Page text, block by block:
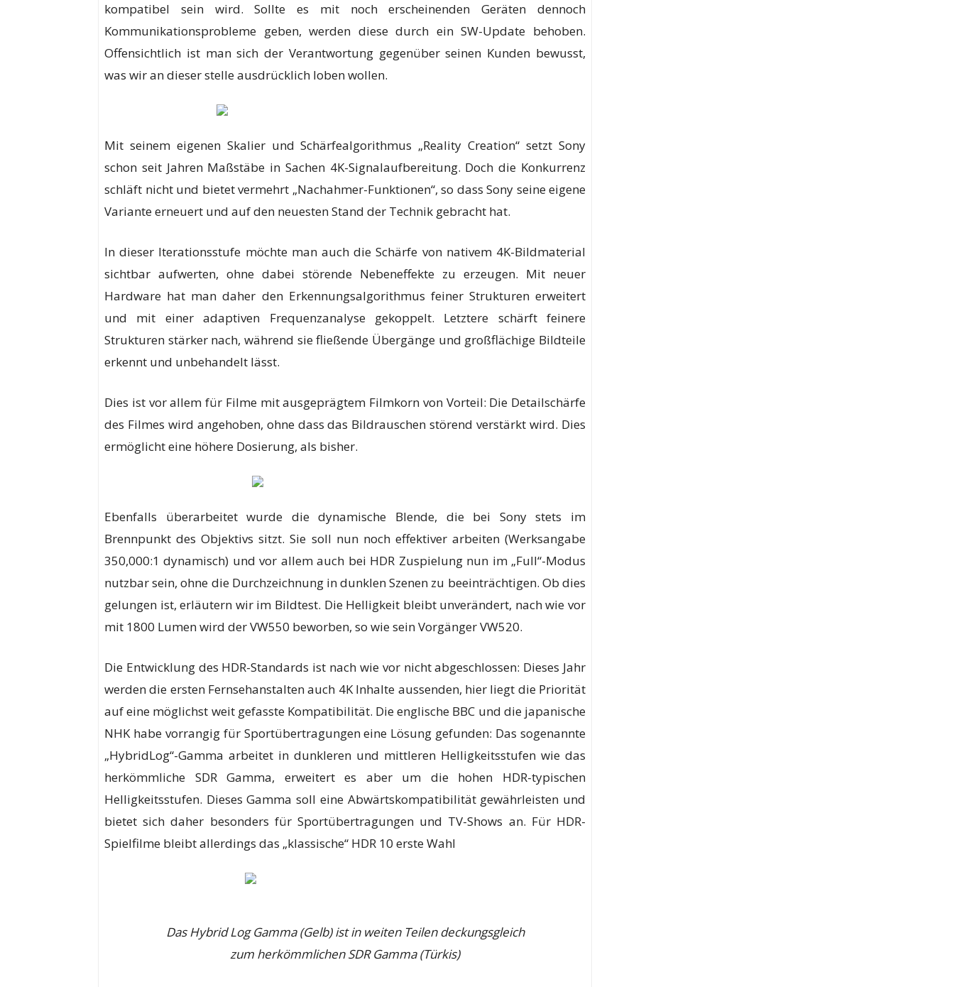
kompatibel sein wird. Sollte es mit noch erscheinenden Geräten dennoch
Kommunikationsprobleme geben, werden diese durch ein SW-Update behoben.
Offensichtlich ist man sich der Verantwortung gegenüber seinen Kunden bewusst,
was wir an dieser stelle ausdrücklich loben wollen.
Mit seinem eigenen Skalier und Schärfealgorithmus „Reality Creation“ setzt Sony
schon seit Jahren Maßstäbe in Sachen 4K-Signalaufbereitung. Doch die Konkurrenz
schläft nicht und bietet vermehrt „Nachahmer-Funktionen“, so dass Sony seine eigene
Variante erneuert und auf den neuesten Stand der Technik gebracht hat.
In dieser Iterationsstufe möchte man auch die Schärfe von nativem 4K-Bildmaterial
sichtbar aufwerten, ohne dabei störende Nebeneffekte zu erzeugen. Mit neuer
Hardware hat man daher den Erkennungsalgorithmus feiner Strukturen erweitert
und mit einer adaptiven Frequenzanalyse gekoppelt. Letztere schärft feinere
Strukturen stärker nach, während sie fließende Übergänge und großflächige Bildteile
erkennt und unbehandelt lässt.
Dies ist vor allem für Filme mit ausgeprägtem Filmkorn von Vorteil: Die Detailschärfe
des Filmes wird angehoben, ohne dass das Bildrauschen störend verstärkt wird. Dies
ermöglicht eine höhere Dosierung, als bisher.
Ebenfalls überarbeitet wurde die dynamische Blende, die bei Sony stets im
Brennpunkt des Objektivs sitzt. Sie soll nun noch effektiver arbeiten (Werksangabe
350,000:1 dynamisch) und vor allem auch bei HDR Zuspielung nun im „Full“-Modus
nutzbar sein, ohne die Durchzeichnung in dunklen Szenen zu beeinträchtigen. Ob dies
gelungen ist, erläutern wir im Bildtest. Die Helligkeit bleibt unverändert, nach wie vor
mit 1800 Lumen wird der VW550 beworben, so wie sein Vorgänger VW520.
Die Entwicklung des HDR-Standards ist nach wie vor nicht abgeschlossen: Dieses Jahr
werden die ersten Fernsehanstalten auch 4K Inhalte aussenden, hier liegt die Priorität
auf eine möglichst weit gefasste Kompatibilität. Die englische BBC und die japanische
NHK habe vorrangig für Sportübertragungen eine Lösung gefunden: Das sogenannte
„HybridLog“-Gamma arbeitet in dunkleren und mittleren Helligkeitsstufen wie das
herkömmliche SDR Gamma, erweitert es aber um die hohen HDR-typischen
Helligkeitsstufen. Dieses Gamma soll eine Abwärtskompatibilität gewährleisten und
bietet sich daher besonders für Sportübertragungen und TV-Shows an. Für HDR-
Spielfilme bleibt allerdings das „klassische“ HDR 10 erste Wahl
Das Hybrid Log Gamma (Gelb) ist in weiten Teilen deckungsgleich
zum herkömmlichen SDR Gamma (Türkis)